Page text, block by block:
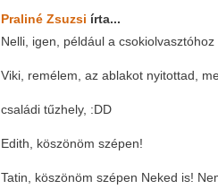
Praliné Zsuzsi írta...
Nelli, igen, például a
Viki, remélem, az ablakot nyitottad,
családi tűzhely, :DD
Edith, köszönöm szépen!
Tatin, köszönöm szépen Neked is!